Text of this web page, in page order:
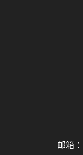
邮箱：